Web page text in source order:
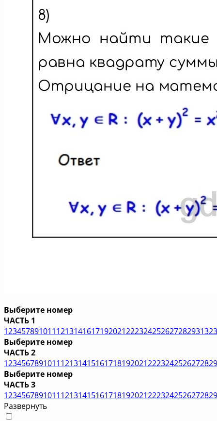
Выберите номер
ЧАСТЬ 1
123457891011121314161719202122232425262728293132
Выберите номер
ЧАСТЬ 2
1234567891011121314151617181920212223242526272829
Выберите номер
ЧАСТЬ 3
1234567891011121314151617181920212223242526272829
Развернуть